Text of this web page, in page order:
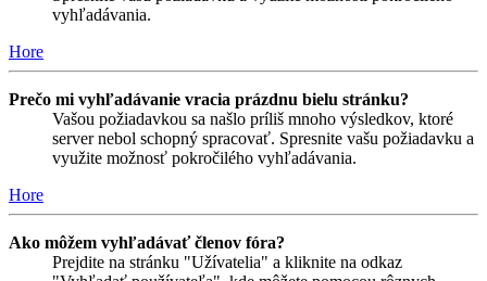
vyhľadávania.
Hore
Prečo mi vyhľadávanie vracia prázdnu bielu stránku?
Vašou požiadavkou sa našlo príliš mnoho výsledkov, ktoré
server nebol schopný spracovať. Spresnite vašu požiadavku a
využite možnosť pokročilého vyhľadávania.
Hore
Ako môžem vyhľadávať členov fóra?
Prejdite na stránku "Užívatelia" a kliknite na odkaz